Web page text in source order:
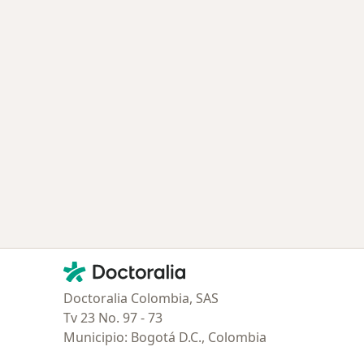
Contacto
Doctoralia - Página de inicio
Doctoralia Colombia, SAS
Tv 23 No. 97 - 73
Municipio: Bogotá D.C., Colombia